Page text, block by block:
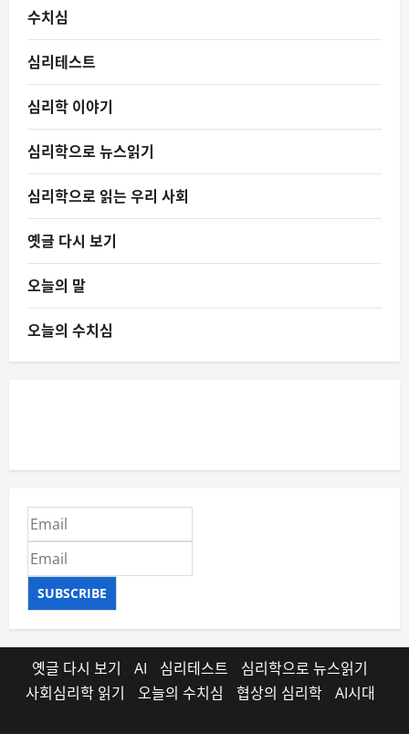
수치심
심리테스트
심리학 이야기
심리학으로 뉴스읽기
심리학으로 읽는 우리 사회
옛글 다시 보기
오늘의 말
오늘의 수치심
SUBSCRIBE
옛글 다시 보기 AI 심리테스트
심리학으로 뉴스읽기
사회심리학 읽기
오늘의 수치심 협상의 심리학 AI시대